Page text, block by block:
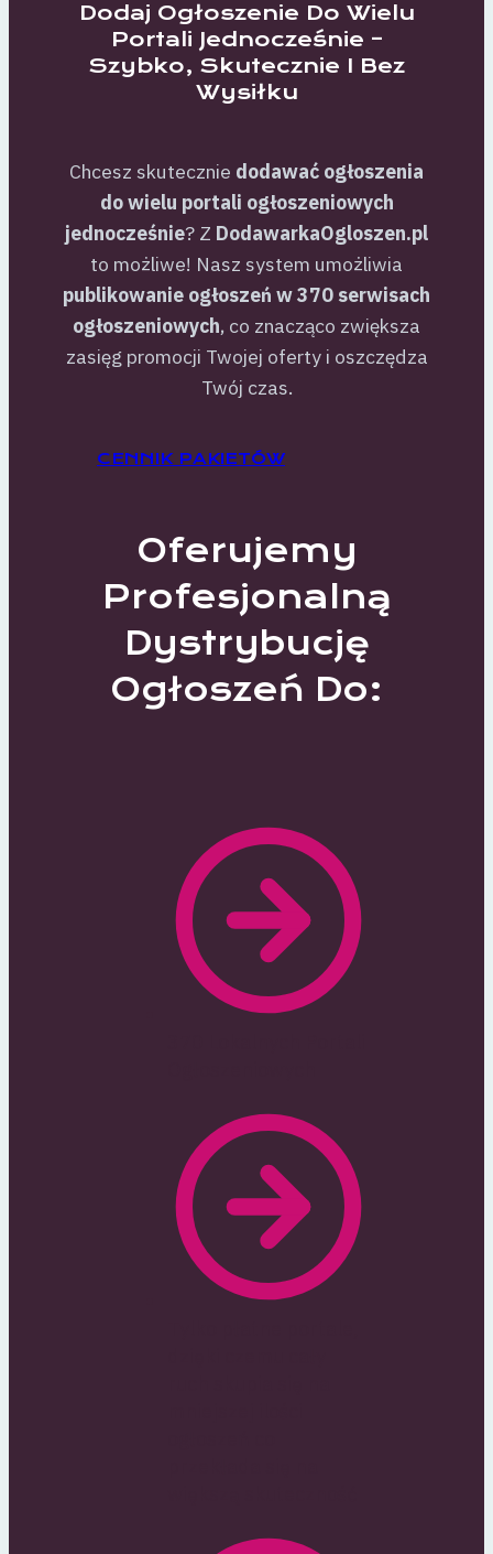
Dodaj Ogłoszenie Do Wielu
Portali Jednocześnie –
Szybko, Skutecznie I Bez
Wysiłku
Chcesz skutecznie dodawać ogłoszenia
do wielu portali ogłoszeniowych
jednocześnie? Z DodawarkaOgloszen.pl
to możliwe! Nasz system umożliwia
publikowanie ogłoszeń w 370 serwisach
ogłoszeniowych, co znacząco zwiększa
zasięg promocji Twojej oferty i oszczędza
Twój czas.
CENNIK PAKIETÓW
Oferujemy
Profesjonalną
Dystrybucję
Ogłoszeń Do: